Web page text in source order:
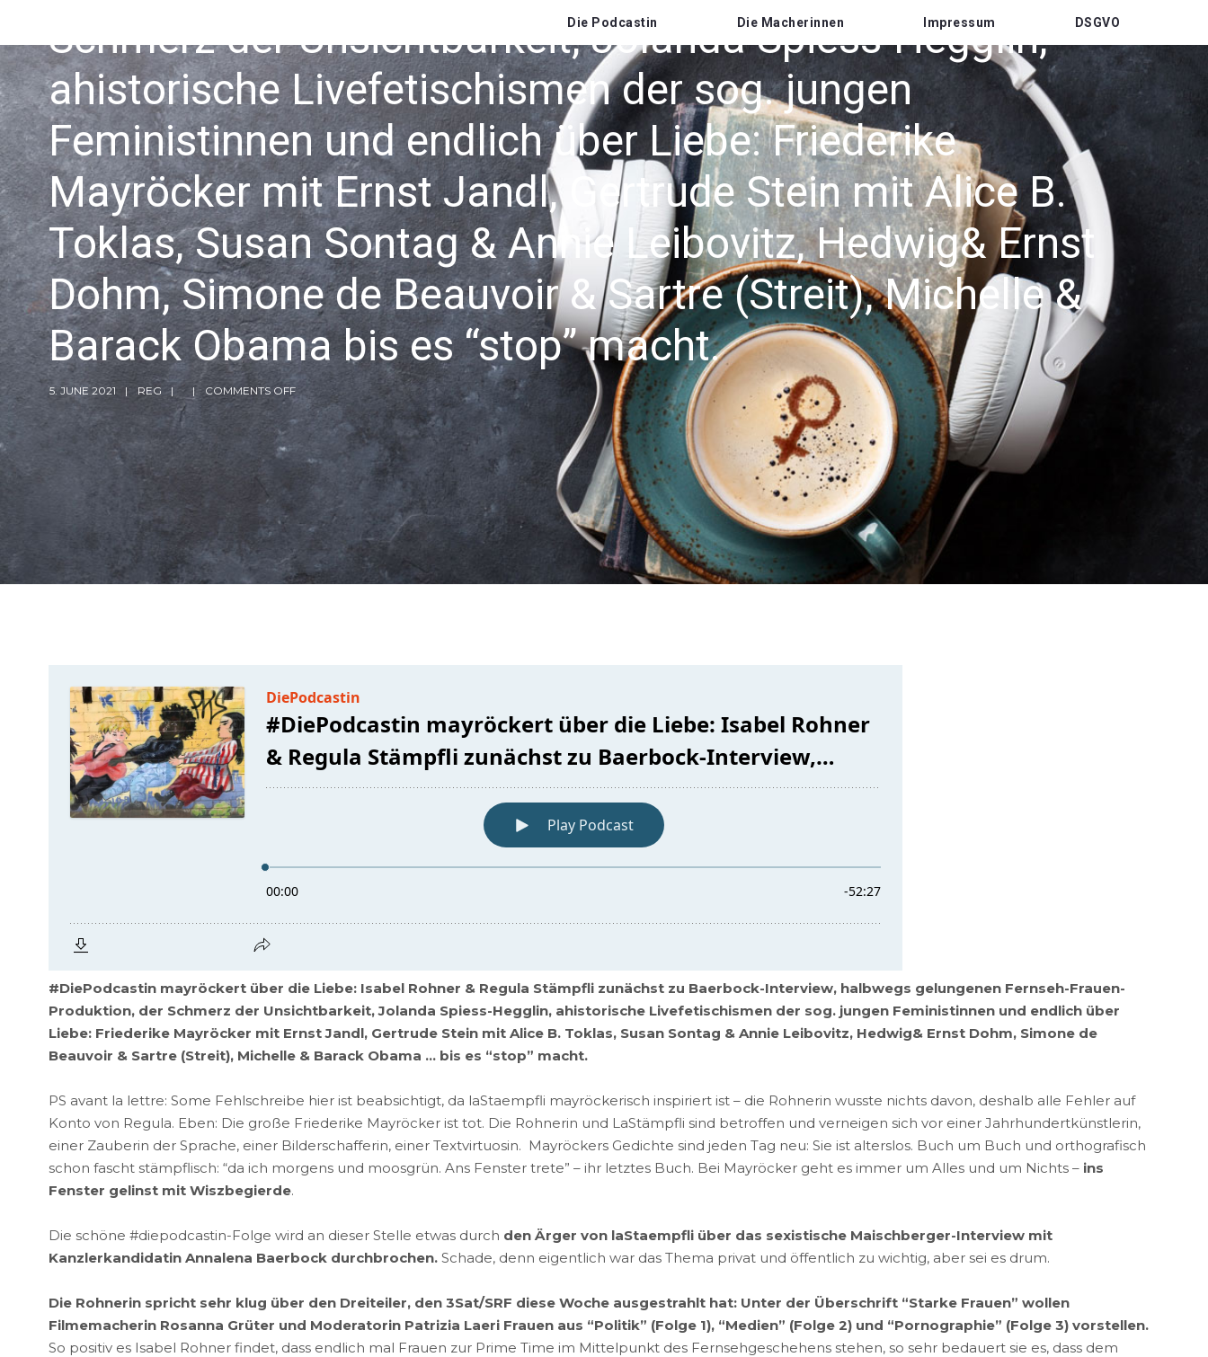
Die Podcastin Die Macherinnen Impressum DSGVO
Schmerz der Unsichtbarkeit, Jolanda Spiess-Hegglin,
ahistorische Livefetischismen der sog. jungen
Feministinnen und endlich über Liebe: Friederike
Mayröcker mit Ernst Jandl, Gertrude Stein mit Alice B.
Toklas, Susan Sontag & Annie Leibovitz, Hedwig& Ernst
Dohm, Simone de Beauvoir & Sartre (Streit), Michelle &
Barack Obama bis es “stop” macht.
5. JUNE 2021 REG COMMENTS OFF
#DiePodcastin mayröckert über die Liebe: Isabel Rohner & Regula Stämpfli zunächst zu Baerbock-Interview, halbwegs gelungenen Fernseh-Frauen-
Produktion, der Schmerz der Unsichtbarkeit, Jolanda Spiess-Hegglin, ahistorische Livefetischismen der sog. jungen Feministinnen und endlich über
Liebe: Friederike Mayröcker mit Ernst Jandl, Gertrude Stein mit Alice B. Toklas, Susan Sontag & Annie Leibovitz, Hedwig& Ernst Dohm, Simone de
Beauvoir & Sartre (Streit), Michelle & Barack Obama … bis es “stop” macht.
PS avant la lettre: Some Fehlschreibe hier ist beabsichtigt, da laStaempfli mayröckerisch inspiriert ist – die Rohnerin wusste nichts davon, deshalb alle Fehler auf
Konto von Regula. Eben: Die große Friederike Mayröcker ist tot. Die Rohnerin und LaStämpfli sind betroffen und verneigen sich vor einer Jahrhundertkünstlerin,
einer Zauberin der Sprache, einer Bilderschafferin, einer Textvirtuosin. Mayröckers Gedichte sind jeden Tag neu: Sie ist alterslos. Buch um Buch und orthografisch
schon fascht stämpflisch: “da ich morgens und moosgrün. Ans Fenster trete” – ihr letztes Buch. Bei Mayröcker geht es immer um Alles und um Nichts –ins
Fenster gelinst mit Wiszbegierde.
Die schöne #diepodcastin-Folge wird an dieser Stelle etwas durch den Ärger von laStaempfli über das sexistische Maischberger-Interview mit
Kanzlerkandidatin Annalena Baerbock durchbrochen.Schade, denn eigentlich war das Thema privat und öffentlich zu wichtig, aber sei es drum.
Die Rohnerin spricht sehr klug über den Dreiteiler, den 3Sat/SRF diese Woche ausgestrahlt hat: Unter der Überschrift “Starke Frauen” wollen
Filmemacherin Rosanna Grüter und Moderatorin Patrizia Laeri Frauen aus “Politik” (Folge 1), “Medien” (Folge 2) und “Pornographie” (Folge 3) vorstellen.
So positiv es Isabel Rohner findet, dass endlich mal Frauen zur Prime Time im Mittelpunkt des Fernsehgeschehens stehen, so sehr bedauert sie es, dass dem